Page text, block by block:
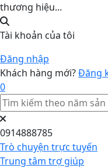
thương hiệu...
Tài khoản của tôi
Đăng nhập
Khách hàng mới?Đăng
0
0914888785
Trò chuyện trực tuyến
Trung tâm trợ giúp